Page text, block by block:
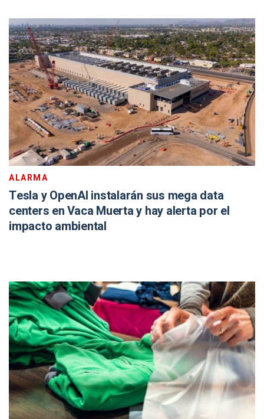
ALARMA
Tesla y OpenAI instalarán sus mega data
centers en Vaca Muerta y hay alerta por el
impacto ambiental